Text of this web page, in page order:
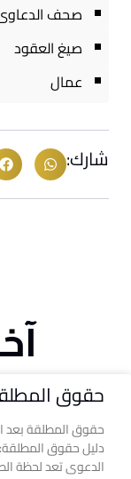
صحف
صيغ العقود
عمال
شارك:
حقوق
حقوق المطلقة بعد
دليل حقوق المطلقة:
الدعوى تعد لحظة